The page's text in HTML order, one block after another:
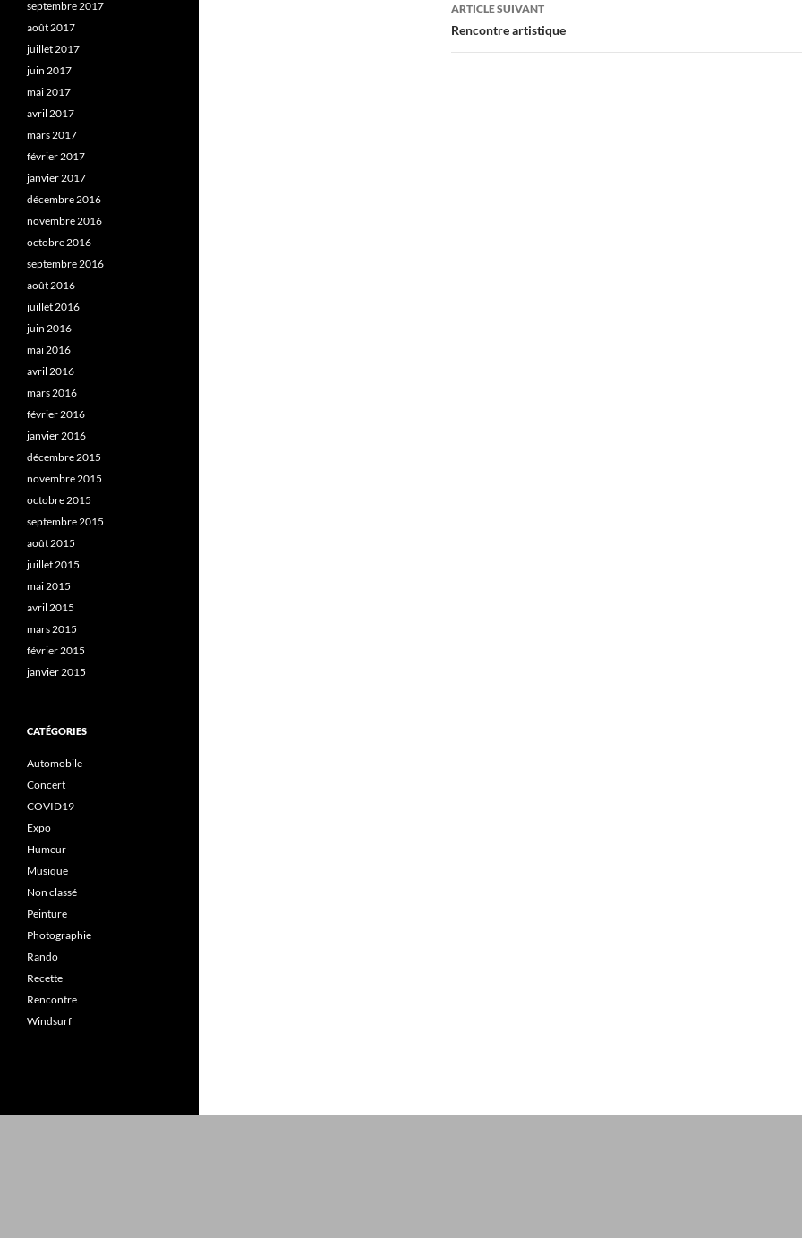
ARTICLE SUIVANT
Rencontre artistique
septembre 2017
août 2017
juillet 2017
juin 2017
mai 2017
avril 2017
mars 2017
février 2017
janvier 2017
décembre 2016
novembre 2016
octobre 2016
septembre 2016
août 2016
juillet 2016
juin 2016
mai 2016
avril 2016
mars 2016
février 2016
janvier 2016
décembre 2015
novembre 2015
octobre 2015
septembre 2015
août 2015
juillet 2015
mai 2015
avril 2015
mars 2015
février 2015
janvier 2015
CATÉGORIES
Automobile
Concert
COVID19
Expo
Humeur
Musique
Non classé
Peinture
Photographie
Rando
Recette
Rencontre
Windsurf